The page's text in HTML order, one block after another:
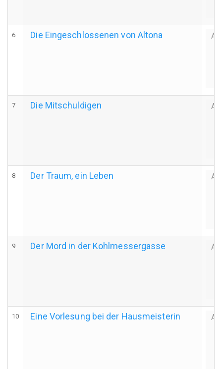
6 Die Eingeschlossenen von Altona
7 Die Mitschuldigen
8 Der Traum, ein Leben
9 Der Mord in der Kohlmessergasse
10 Eine Vorlesung bei der Hausmeisterin